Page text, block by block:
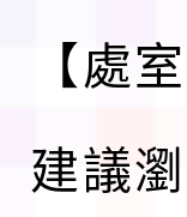
【處
建議